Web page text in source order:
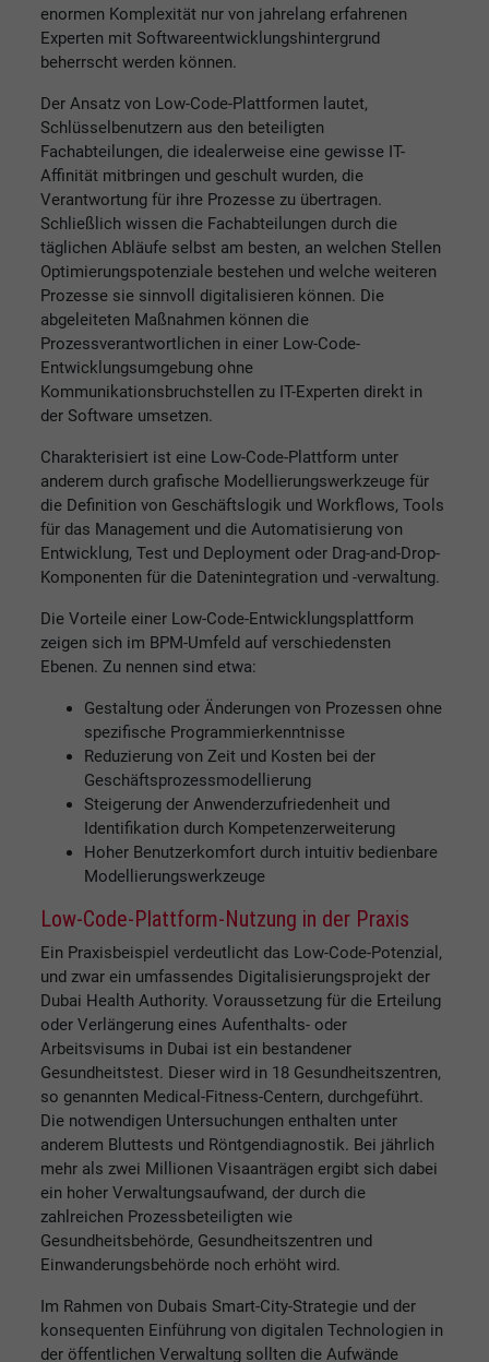
enormen Komplexität nur von jahrelang erfahrenen
Experten mit Softwareentwicklungshintergrund
beherrscht werden können.
Der Ansatz von Low-Code-Plattformen lautet,
Schlüsselbenutzern aus den beteiligten
Fachabteilungen, die idealerweise eine gewisse IT-
Affinität mitbringen und geschult wurden, die
Verantwortung für ihre Prozesse zu übertragen.
Schließlich wissen die Fachabteilungen durch die
täglichen Abläufe selbst am besten, an welchen Stellen
Optimierungspotenziale bestehen und welche weiteren
Prozesse sie sinnvoll digitalisieren können. Die
abgeleiteten Maßnahmen können die
Prozessverantwortlichen in einer Low-Code-
Entwicklungsumgebung ohne
Kommunikationsbruchstellen zu IT-Experten direkt in
der Software umsetzen.
Charakterisiert ist eine Low-Code-Plattform unter
anderem durch grafische Modellierungswerkzeuge für
die Definition von Geschäftslogik und Workflows, Tools
für das Management und die Automatisierung von
Entwicklung, Test und Deployment oder Drag-and-Drop-
Komponenten für die Datenintegration und -verwaltung.
Die Vorteile einer Low-Code-Entwicklungsplattform
zeigen sich im BPM-Umfeld auf verschiedensten
Ebenen. Zu nennen sind etwa:
Gestaltung oder Änderungen von Prozessen ohne
spezifische Programmierkenntnisse
Reduzierung von Zeit und Kosten bei der
Geschäftsprozessmodellierung
Steigerung der Anwenderzufriedenheit und
Identifikation durch Kompetenzerweiterung
Hoher Benutzerkomfort durch intuitiv bedienbare
Modellierungswerkzeuge
Low-Code-Plattform-Nutzung in der Praxis
Ein Praxisbeispiel verdeutlicht das Low-Code-Potenzial,
und zwar ein umfassendes Digitalisierungsprojekt der
Dubai Health Authority. Voraussetzung für die Erteilung
oder Verlängerung eines Aufenthalts- oder
Arbeitsvisums in Dubai ist ein bestandener
Gesundheitstest. Dieser wird in 18 Gesundheitszentren,
so genannten Medical-Fitness-Centern, durchgeführt.
Die notwendigen Untersuchungen enthalten unter
anderem Bluttests und Röntgendiagnostik. Bei jährlich
mehr als zwei Millionen Visaanträgen ergibt sich dabei
ein hoher Verwaltungsaufwand, der durch die
zahlreichen Prozessbeteiligten wie
Gesundheitsbehörde, Gesundheitszentren und
Einwanderungsbehörde noch erhöht wird.
Im Rahmen von Dubais Smart-City-Strategie und der
konsequenten Einführung von digitalen Technologien in
der öffentlichen Verwaltung sollten die Aufwände